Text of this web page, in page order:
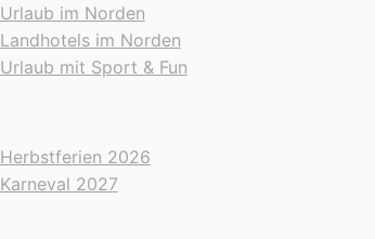
Urlaub im Norden
Landhotels im Norden
Urlaub mit Sport & Fun
Herbstferien 2026
Karneval 2027